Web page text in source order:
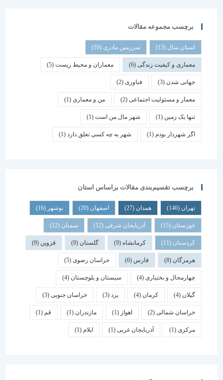
برچسب مجموعه مقالات
استان سال(13) سرزمین مادری(10)
معماری و کیفیت زندگی(6) معماران و محیط زیست(5)
جهانی شدن(3) فناوری (2)
معمار و مسئولیت اجتماعی (2) من و معماری (1)
تنها یک زمین(1) شهر مال من است(1)
اگر شهردار بودم (1) شهر به چه کسی تعلق دارد(1)
برچسب تقسیم‌بندی مقالات براساس استان
همدان اصفهان (20) بوشهر
خوزستان(15) آذربایجان شرقی(12) سمنان (12)
کردستان(11) کرمانشاه(9) گلستان (9) قزوین
هرمزگان(8) فارس خراسان رضوی(5)
چهارمحال و بختیاری (4) سیستان و بلوچستان(4)
کرمان یزد خراسان جنوبی(3)
خراسان شمالی(2) اهواز مازندران(1) قم
(1) آذربایجان غربی(1) ایلام